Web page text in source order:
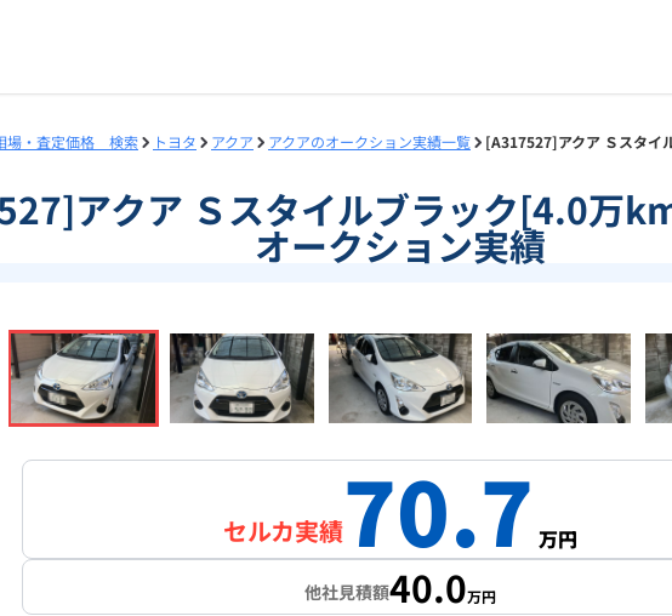
場・査定価格 検索 トヨタ アクア アクアのオークション実績一覧 [A317527]アクア Ｓスタイ
アクア Ｓスタイルブラック[4.0万
オークション実績
セルカ実績70.7 万円
他社見積額40.0万円